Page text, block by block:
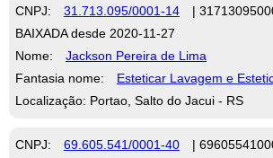
CNPJ: 31.713.095/0001-14
|
BAIXADA desde 2020-11-27
Nome:
Jackson Pereira de Lima
Fantasia nome:
Esteticar Lavagem e
Localização: Portao, Salto do Jacui - RS
CNPJ: 69.605.541/0001-40
|